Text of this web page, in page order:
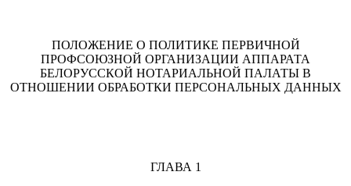
ПОЛОЖЕНИЕ О ПОЛИТИКЕ ПЕРВИЧНОЙ
ПРОФСОЮЗНОЙ ОРГАНИЗАЦИИ АППАРАТА
БЕЛОРУССКОЙ НОТАРИАЛЬНОЙ ПАЛАТЫ В
ОТНОШЕНИИ ОБРАБОТКИ ПЕРСОНАЛЬНЫХ ДАННЫХ
ГЛАВА 1